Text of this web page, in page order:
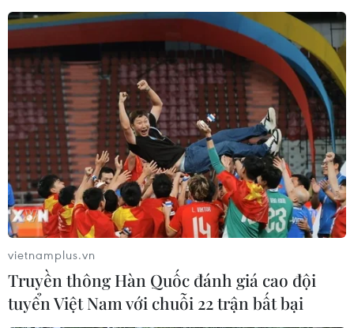
vietnamplus.vn
Truyền thông Hàn Quốc đánh giá cao đội
tuyển Việt Nam với chuỗi 22 trận bất bại